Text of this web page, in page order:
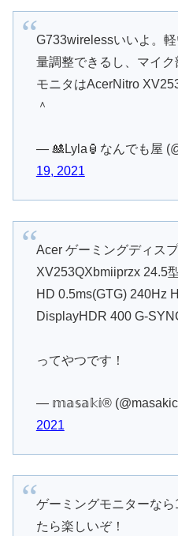
G733wirelessいいよ。
量調整できるし、マイク
モニタはAcerNitro
＾
— 🎎Lyla🏮なんでも屋
19, 2021
Acer ゲーミングディス
XV253QXbmiiprzx 24.5
HD 0.5ms(GTG) 240Hz
DisplayHDR 400 G-
ってやつです！
— 𝕞𝕒𝕤𝕒𝕜𝕚®︎
2021
ゲーミングモニターな
たら楽しいぞ！